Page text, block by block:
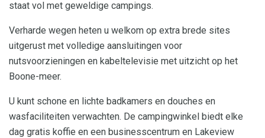
staat vol met geweldige campings.
Verharde wegen heten u welkom op extra brede sites
uitgerust met volledige aansluitingen voor
nutsvoorzieningen en kabeltelevisie met uitzicht op het
Boone-meer.
U kunt schone en lichte badkamers en douches en
wasfaciliteiten verwachten. De campingwinkel biedt elke
dag gratis koffie en een businesscentrum en Lakeview